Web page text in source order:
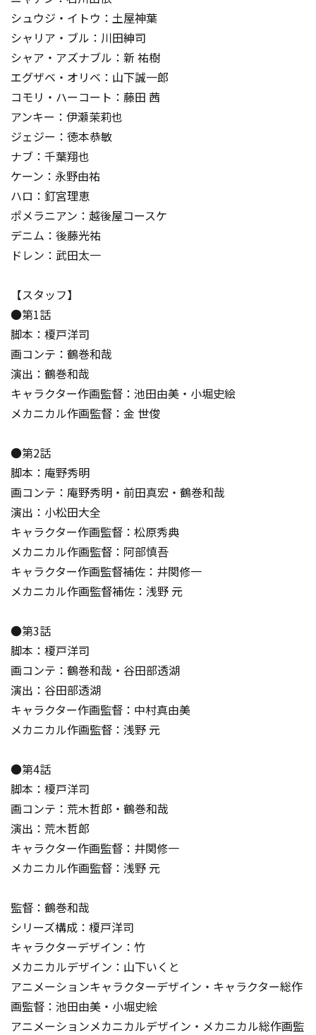
シュウジ・イトウ：土屋神葉
シャリア・ブル：川田紳司
シャア・アズナブル：新 祐樹
エグザベ・オリベ：山下誠一郎
コモリ・ハーコート：藤田 茜
アンキー：伊瀬茉莉也
ジェジー：徳本恭敏
ナブ：千葉翔也
ケーン：永野由祐
ハロ：釘宮理恵
ポメラニアン：越後屋コースケ
デニム：後藤光祐
ドレン：武田太一
【スタッフ】
●第1話
脚本：榎戸洋司
画コンテ：鶴巻和哉
演出：鶴巻和哉
キャラクター作画監督：池田由美・小堀史絵
メカニカル作画監督：金 世俊
●第2話
脚本：庵野秀明
画コンテ：庵野秀明・前田真宏・鶴巻和哉
演出：小松田大全
キャラクター作画監督：松原秀典
メカニカル作画監督：阿部慎吾
キャラクター作画監督補佐：井関修一
メカニカル作画監督補佐：浅野 元
●第3話
脚本：榎戸洋司
画コンテ：鶴巻和哉・谷田部透湖
演出：谷田部透湖
キャラクター作画監督：中村真由美
メカニカル作画監督：浅野 元
●第4話
脚本：榎戸洋司
画コンテ：荒木哲郎・鶴巻和哉
演出：荒木哲郎
キャラクター作画監督：井関修一
メカニカル作画監督：浅野 元
監督：鶴巻和哉
シリーズ構成：榎戸洋司
キャラクターデザイン：竹
メカニカルデザイン：山下いくと
アニメーションキャラクターデザイン・キャラクター総作
画監督：池田由美・小堀史絵
アニメーションメカニカルデザイン・メカニカル総作画監